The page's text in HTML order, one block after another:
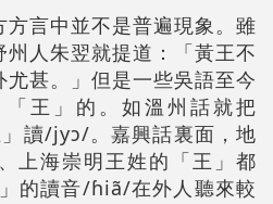
方言中並不是普遍現象。雖
人朱翌就提道：「黃王不
甚。」但是一些吳語至今
王」的。如溫州話就把
讀/jyɔ/。嘉興話裏面，地
上海崇明王姓的「王」都
的讀音/ɦiã/在外人聽來較